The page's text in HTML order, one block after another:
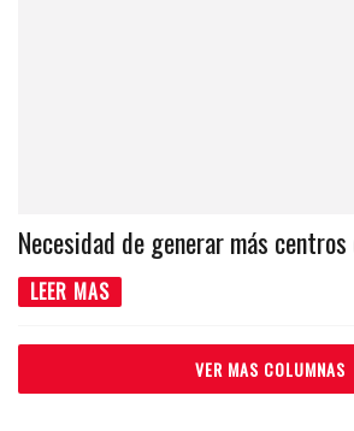
Necesidad de generar más
LEER MAS
VER MAS COLUMNAS